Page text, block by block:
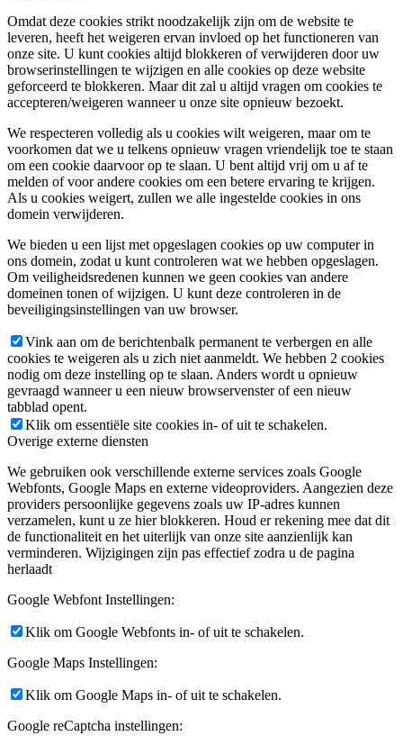
Omdat deze cookies strikt noodzakelijk zijn om de website te
leveren, heeft het weigeren ervan invloed op het functioneren van
onze site. U kunt cookies altijd blokkeren of verwijderen door uw
browserinstellingen te wijzigen en alle cookies op deze website
geforceerd te blokkeren. Maar dit zal u altijd vragen om cookies te
accepteren/weigeren wanneer u onze site opnieuw bezoekt.
We respecteren volledig als u cookies wilt weigeren, maar om te
voorkomen dat we u telkens opnieuw vragen vriendelijk toe te staan
om een cookie daarvoor op te slaan. U bent altijd vrij om u af te
melden of voor andere cookies om een betere ervaring te krijgen.
Als u cookies weigert, zullen we alle ingestelde cookies in ons
domein verwijderen.
We bieden u een lijst met opgeslagen cookies op uw computer in
ons domein, zodat u kunt controleren wat we hebben opgeslagen.
Om veiligheidsredenen kunnen we geen cookies van andere
domeinen tonen of wijzigen. U kunt deze controleren in de
beveiligingsinstellingen van uw browser.
Vink aan om de berichtenbalk permanent te verbergen en alle
cookies te weigeren als u zich niet aanmeldt. We hebben 2 cookies
nodig om deze instelling op te slaan. Anders wordt u opnieuw
gevraagd wanneer u een nieuw browservenster of een nieuw
tabblad opent.
Klik om essentiële site cookies in- of uit te schakelen.
Overige externe diensten
We gebruiken ook verschillende externe services zoals Google
Webfonts, Google Maps en externe videoproviders. Aangezien deze
providers persoonlijke gegevens zoals uw IP-adres kunnen
verzamelen, kunt u ze hier blokkeren. Houd er rekening mee dat dit
de functionaliteit en het uiterlijk van onze site aanzienlijk kan
verminderen. Wijzigingen zijn pas effectief zodra u de pagina
herlaadt
Google Webfont Instellingen:
Klik om Google Webfonts in- of uit te schakelen.
Google Maps Instellingen:
Klik om Google Maps in- of uit te schakelen.
Google reCaptcha instellingen: